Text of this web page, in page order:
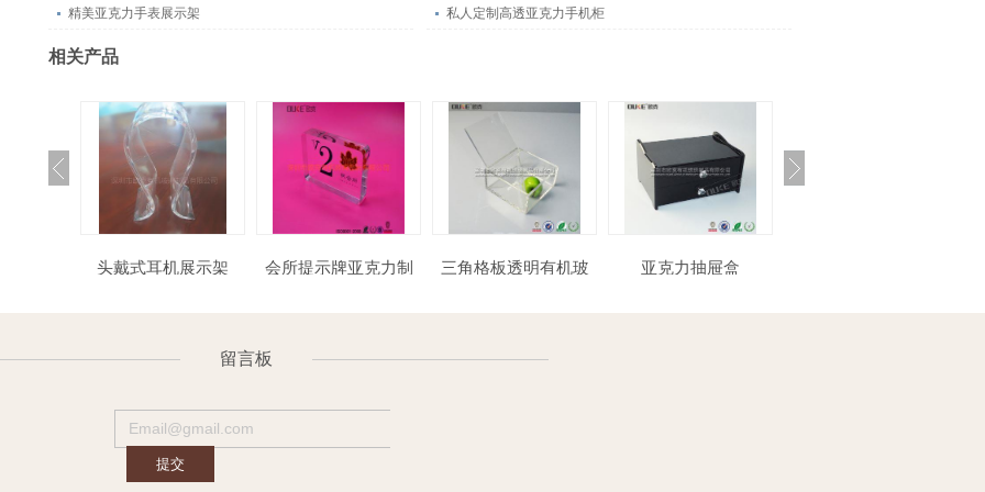
精美亚克力手表展示架
私人定制高透亚克力手机柜
相关产品
头戴式耳机展示架
会所提示牌亚克力制
三角格板透明有机玻
亚克力抽屉盒
留言板